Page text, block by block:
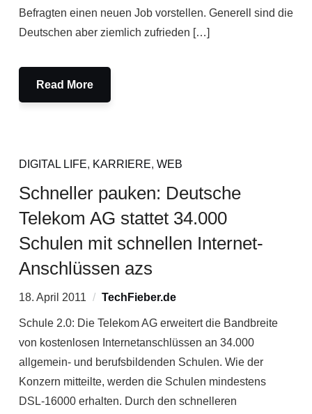
Befragten einen neuen Job vorstellen. Generell sind die
Deutschen aber ziemlich zufrieden […]
Read More
DIGITAL LIFE, KARRIERE, WEB
Schneller pauken: Deutsche
Telekom AG stattet 34.000
Schulen mit schnellen Internet-
Anschlüssen azs
18. April 2011 TechFieber.de
Schule 2.0: Die Telekom AG erweitert die Bandbreite
von kostenlosen Internetanschlüssen an 34.000
allgemein- und berufsbildenden Schulen. Wie der
Konzern mitteilte, werden die Schulen mindestens
DSL-16000 erhalten. Durch den schnelleren